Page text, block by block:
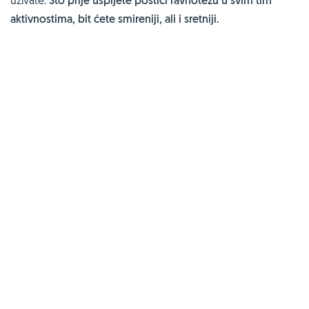
aktivnostima, bit ćete smireniji, ali i sretniji.